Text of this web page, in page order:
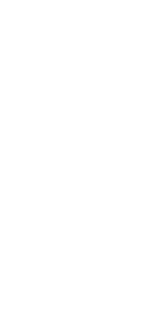
k Obľúbeným